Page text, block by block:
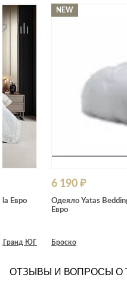
Евро
Гранд ЮГ
NEW
6 190 ₽
Одеяло Yatas
Евро
Броско
ОТЗЫВЫ И ВОПРОСЫ О